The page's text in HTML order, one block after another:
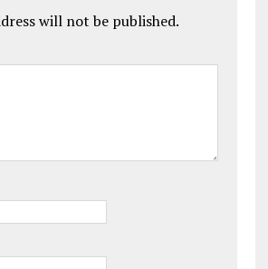
will not be published.